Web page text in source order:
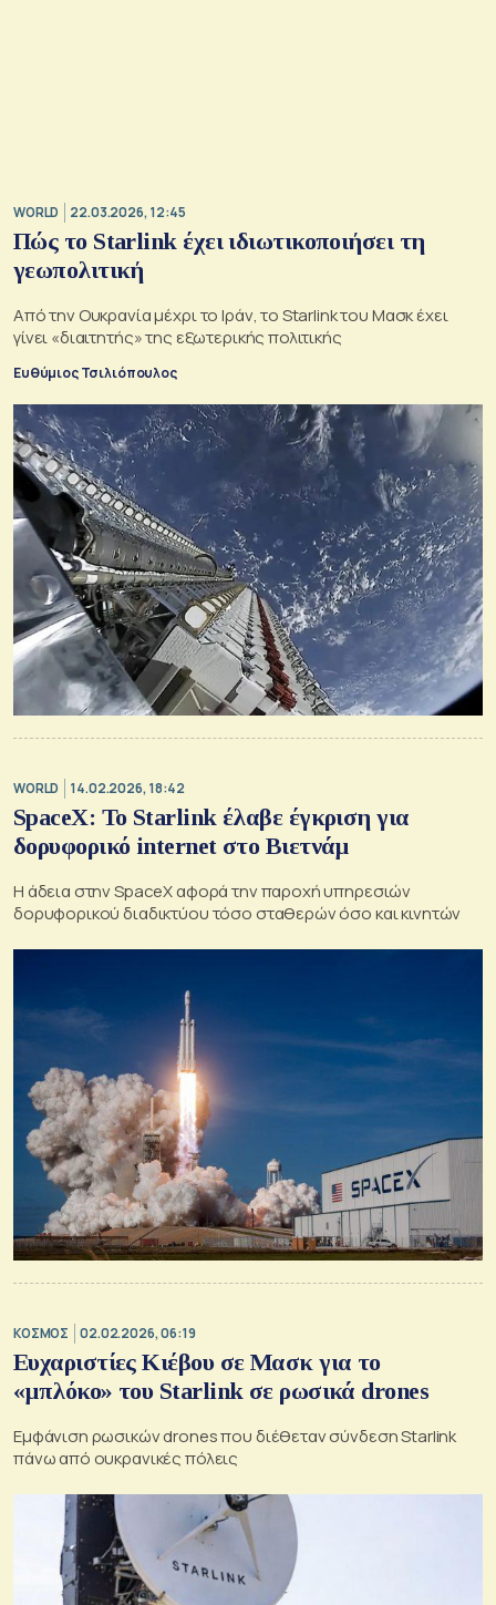
WORLD 22.03.2026, 12:45
Πώς το Starlink έχει ιδιωτικοποιήσει τη
γεωπολιτική
Από την Ουκρανία μέχρι το Ιράν, το Starlink του Μασκ έχει
γίνει «διαιτητής» της εξωτερικής πολιτικής
Ευθύμιος Τσιλιόπουλος
WORLD 14.02.2026, 18:42
SpaceX: Το Starlink έλαβε έγκριση για
δορυφορικό internet στο Βιετνάμ
Η άδεια στην SpaceX αφορά την παροχή υπηρεσιών
δορυφορικού διαδικτύου τόσο σταθερών όσο και κινητών
ΚΟΣΜΟΣ 02.02.2026, 06:19
Ευχαριστίες Κιέβου σε Μασκ για το
«μπλόκο» του Starlink σε ρωσικά drones
Εμφάνιση ρωσικών drones που διέθεταν σύνδεση Starlink
πάνω από ουκρανικές πόλεις